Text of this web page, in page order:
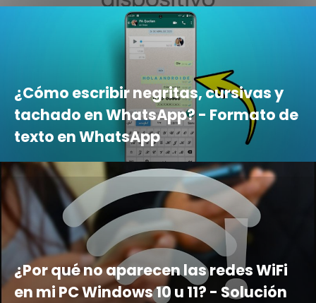
¿Cómo escribir negritas, cursivas y
tachado en WhatsApp? - Formato de
texto en WhatsApp
¿Por qué no aparecen las redes WiFi
en mi PC Windows 10 u 11? - Solución